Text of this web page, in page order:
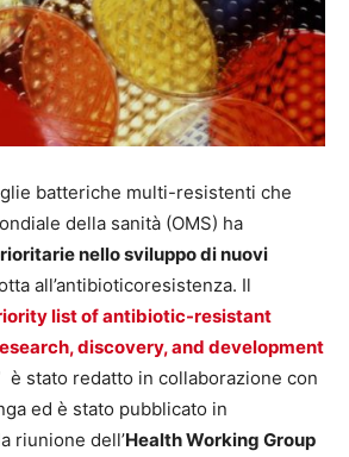
batteriche multi-resistenti che
della sanità (OMS) ha
nello sviluppo di nuovi
all’antibioticoresistenza. Il
list of antibiotic-resistant
discovery, and development
è stato redatto in collaborazione con
ed è stato pubblicato in
riunione dell’Health Working Group